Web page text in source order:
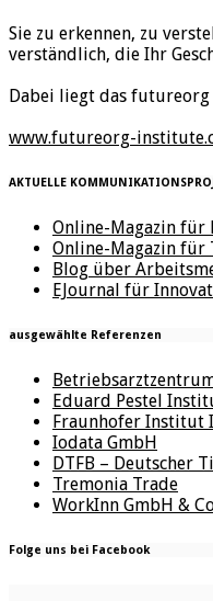
Sie zu erkennen, zu
verständlich, die Ihr
Dabei liegt das futureorg
www.futureorg-
AKTUELLE
Online-Magazin für
Online-Magazin
Blog über
EJournal für
ausgewählte Referenzen
Eduard Pestel
Fraunhofer Institut
Iodata GmbH
DTFB – Deutscher
Tremonia Trade
WorkInn GmbH &
Folge uns bei Facebook